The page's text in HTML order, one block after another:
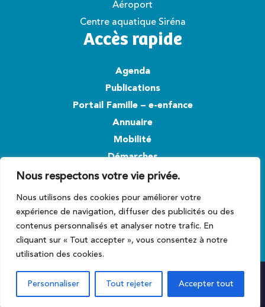
Nous respectons votre vie privée.
Nous utilisons des cookies pour améliorer votre
expérience de navigation, diffuser des publicités ou des
contenus personnalisés et analyser notre trafic. En
cliquant sur « Tout accepter », vous consentez à notre
utilisation des cookies.
Personnaliser Tout rejeter Accepter tout
Aéroport
Centre aquatique Siréna
Accès rapide
Agenda
Publications
Portail Famille – e-enfance
Annuaire
Mobilité
Démarches
Suivez-nous
Mentions Légales
Politiques de confidentialité
Site réalisé par Scenarii